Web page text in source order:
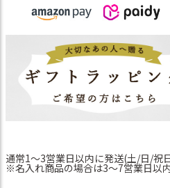
通常1～3営業日以内に発送(土/日/祝
※名入れ商品の場合は3～7営業日以